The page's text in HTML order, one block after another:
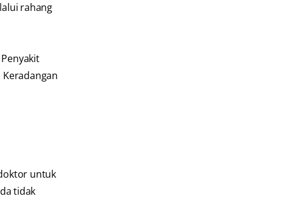
rahang
untuk
tidak